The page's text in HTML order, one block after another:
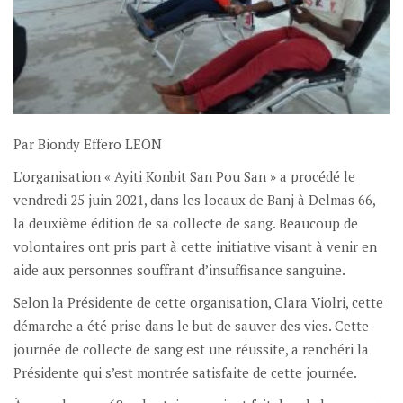
Par Biondy Effero LEON
L’organisation « Ayiti Konbit San Pou San » a procédé le
vendredi 25 juin 2021, dans les locaux de Banj à Delmas 66,
la deuxième édition de sa collecte de sang. Beaucoup de
volontaires ont pris part à cette initiative visant à venir en
aide aux personnes souffrant d’insuffisance sanguine.
Selon la Présidente de cette organisation, Clara Violri, cette
démarche a été prise dans le but de sauver des vies. Cette
journée de collecte de sang est une réussite, a renchéri la
Présidente qui s’est montrée satisfaite de cette journée.